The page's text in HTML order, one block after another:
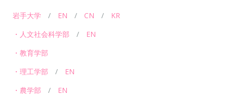
岩手大学 / EN / CN / KR
・人文社会科学部 / EN
・教育学部
・理工学部 / EN
・農学部 / EN